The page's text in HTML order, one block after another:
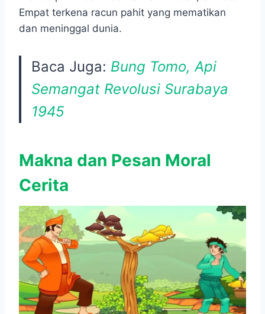
Empat terkena racun pahit yang mematikan
dan meninggal dunia.
Baca Juga: Bung Tomo, Api
Semangat Revolusi Surabaya
1945
Makna dan Pesan Moral
Cerita